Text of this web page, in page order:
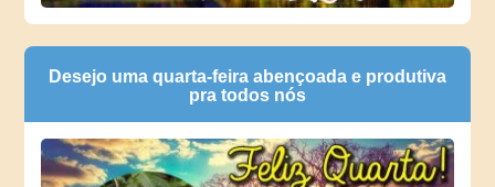
Desejo uma quarta-feira abençoada e produtiva
pra todos nós